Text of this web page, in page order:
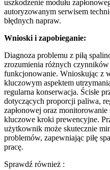
uszkodzenie modułu
autoryzowanym serwisem
błędnych napraw.
Wnioski i zapobieganie:
Diagnoza problemu z piłą
zrozumienia różnych
funkcjonowanie. Wnioskując z
kluczowym aspektem
regularna konserwacja. Ścisłe
dotyczących proporcji paliwa,
zapłonowej oraz monitorowanie
kluczowe kroki prewencyjne.
użytkownik może skutecznie
problemów, zapewniając piłę
pracę.
Sprawdź również :